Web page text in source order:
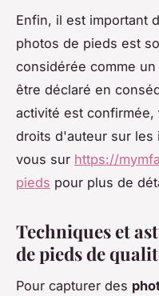
Enfin, il est important
photos de pieds est
considérée comme
être déclaré en
activité est
droits d'auteur sur les
vous sur https://
pieds pour plus de
Techniques et
de pieds de
Pour capturer des